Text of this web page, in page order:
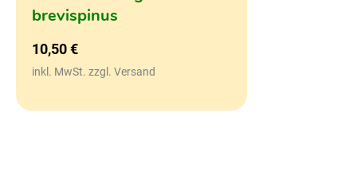
brevispinus
10,50€
inkl. MwSt. zzgl. Versand